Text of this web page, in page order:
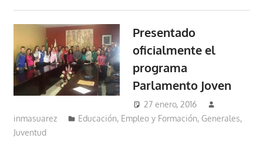
Presentado
oficialmente el
programa
Parlamento Joven
27 enero, 2016
inmasuarez
Educación, Empleo y Formación, Generales,
Juventud